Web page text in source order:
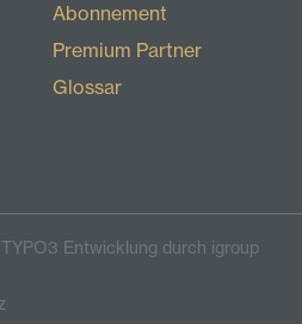
Abonnement
Premium Partner
Glossar
Entwicklung durch igroup